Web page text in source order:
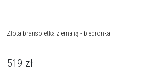
Złota bransoletka z emalią - biedronka
519 zł